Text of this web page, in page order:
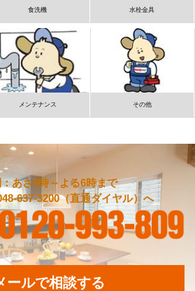
食洗機 水栓金具
メンテナンス その他
あさ9時～よる6時まで
637-3200（直通ダイヤル）へ
ールで相談する